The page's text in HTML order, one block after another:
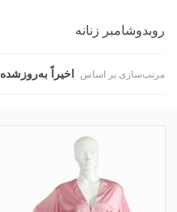
روبدوشامبر زنانه
مرتب‌سازی بر اساس اخیراً به‌روز‌شده